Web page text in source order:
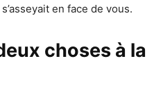
en face de vous.
choses à la